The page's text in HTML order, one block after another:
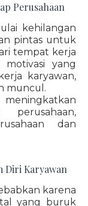
Perusahaan
kehilangan
pintas untuk
tempat kerja
motivasi yang
karyawan,
muncul.
dan
Diri Karyawan
karena
yang buruk